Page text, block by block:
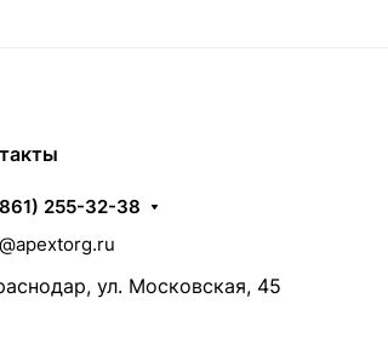
255-32-38
ул. Московская, 45